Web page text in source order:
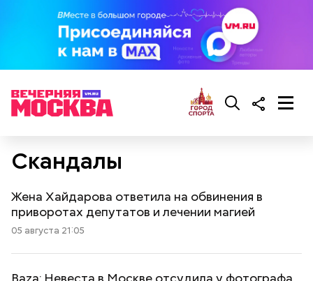
Скандалы
Жена Хайдарова ответила на обвинения в
приворотах депутатов и лечении магией
05 августа 21:05